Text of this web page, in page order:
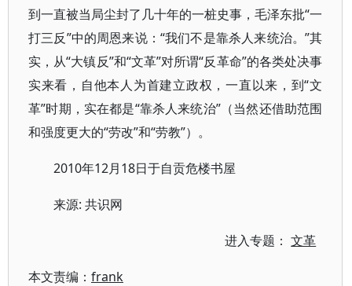
到一直被当局尘封了几十年的一桩史事，毛泽东批“一
打三反”中的周恩来说：“我们不是靠杀人来统治。”其
实，从“大镇反”和“文革”对所谓“反革命”的各类处决事
实来看，自他本人为首建立政权，一直以来，到“文
革”时期，实在都是“靠杀人来统治”（当然还借助范围
和强度更大的“劳改”和“劳教”）。
2010年12月18日于自贡危楼书屋
来源: 共识网
进入专题：文革
本文责编： frank